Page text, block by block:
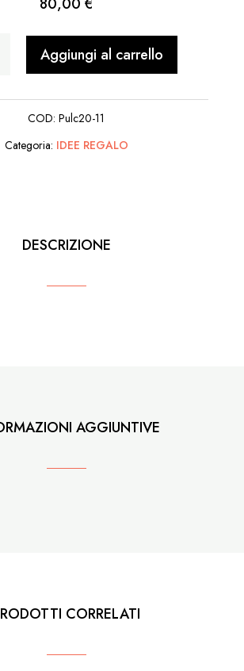
80,00€
Aggiungi al carrello
COD:Pulc20-11
Categoria: IDEE REGALO
DESCRIZIONE
AGGIUNTIVE
CORRELATI